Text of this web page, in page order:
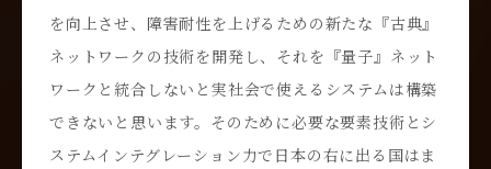
を向上させ、障害耐性を上げるための新たな『古典』
ネットワークの技術を開発し、それを『量子』ネット
ワークと統合しないと実社会で使えるシステムは構築
できないと思います。そのために必要な要素技術とシ
ステムインテグレーション力で日本の右に出る国はま